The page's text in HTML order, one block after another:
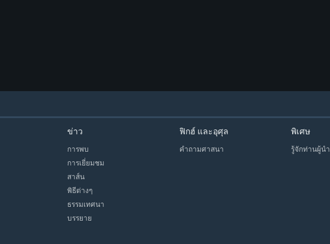
ข่าว
การพบ
การเยี่ยมชม
สาส์น
พิธีต่างๆ
ธรรมเทศนา
บรรยาย
ฟิกฮ์ และอุศุล
คำถามศาสนา
พิเศษ
รู้จักท่านผู้นำ